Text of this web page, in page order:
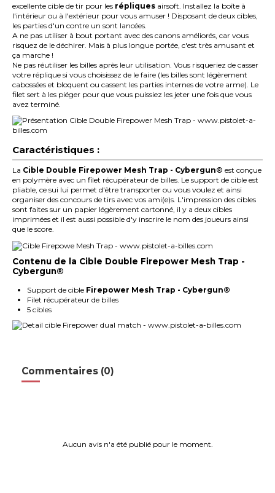
excellente cible de tir pour les répliques airsoft. Installez la boîte à
l'intérieur ou à l'extérieur pour vous amuser ! Disposant de deux cibles,
les parties d'un contre un sont lancées.
A ne pas utiliser à bout portant avec des canons améliorés, car vous
risquez de le déchirer. Mais à plus longue portée, c'est très amusant et
ça marche !
Ne pas réutiliser les billes après leur utilisation. Vous risqueriez de casser
votre réplique si vous choisissez de le faire (les billes sont légèrement
cabossées et bloquent ou cassent les parties internes de votre arme). Le
filet sert à les piéger pour que vous puissiez les jeter une fois que vous
avez terminé.
Caractéristiques :
La Cible Double Firepower Mesh Trap - Cybergun® est conçue
en polymère avec un filet récupérateur de billes. Le support de cible est
pliable, ce sui lui permet d'être transporter ou vous voulez et ainsi
organiser des concours de tirs avec vos ami(e)s. L'impression des cibles
sont faites sur un papier légèrement cartonné, il y a deux cibles
imprimées et il est aussi possible d'y inscrire le nom des joueurs ainsi
que le score.
Contenu de la Cible Double Firepower Mesh Trap -
Cybergun®
Support de cible Firepower Mesh Trap - Cybergun®
Filet récupérateur de billes
5 cibles
Commentaires (0)
Aucun avis n'a été publié pour le moment.